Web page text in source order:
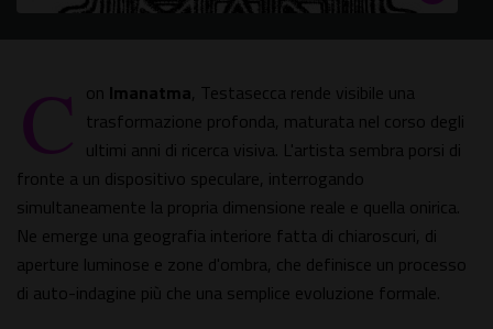
C on Imanatma, Testasecca rende visibile una
trasformazione profonda, maturata nel corso degli
ultimi anni di ricerca visiva. L'artista sembra porsi di
fronte a un dispositivo speculare, interrogando
simultaneamente la propria dimensione reale e quella onirica.
Ne emerge una geografia interiore fatta di chiaroscuri, di
aperture luminose e zone d'ombra, che definisce un processo
di auto-indagine più che una semplice evoluzione formale.